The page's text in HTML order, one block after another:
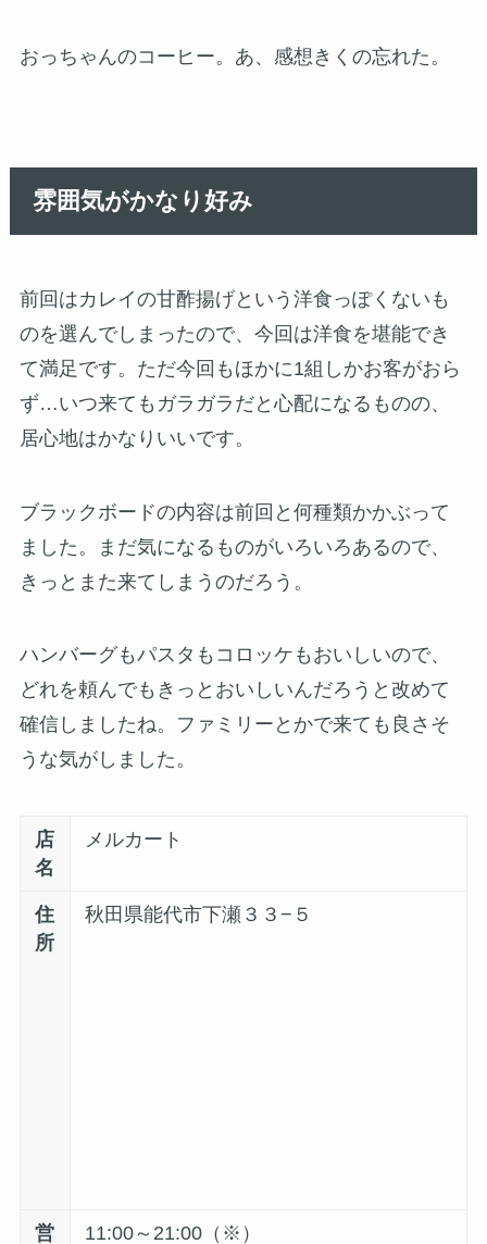
おっちゃんのコーヒー。あ、感想きくの忘れた。
雰囲気がかなり好み
前回はカレイの甘酢揚げという洋食っぽくないも
のを選んでしまったので、今回は洋食を堪能でき
て満足です。ただ今回もほかに1組しかお客がおら
ず…いつ来てもガラガラだと心配になるものの、
居心地はかなりいいです。
ブラックボードの内容は前回と何種類かかぶって
ました。まだ気になるものがいろいろあるので、
きっとまた来てしまうのだろう。
ハンバーグもパスタもコロッケもおいしいので、
どれを頼んでもきっとおいしいんだろうと改めて
確信しましたね。ファミリーとかで来ても良さそ
うな気がしました。
店
名
メルカート
住
所
秋田県能代市下瀬３３−５
営 11:00～21:00（※）